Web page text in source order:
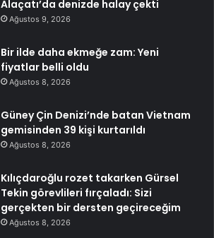
Alaçatı’da denizde halay çekti
Ağustos 9, 2026
Bir ilde daha ekmeğe zam: Yeni
fiyatlar belli oldu
Ağustos 8, 2026
Güney Çin Denizi’nde batan Vietnam
gemisinden 39 kişi kurtarıldı
Ağustos 8, 2026
Kılıçdaroğlu rozet takarken Gürsel
Tekin görevlileri fırçaladı: Sizi
gerçekten bir dersten geçireceğim
Ağustos 8, 2026